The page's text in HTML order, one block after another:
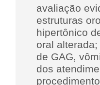
avaliação
estruturas
hipertônico
oral
de GAG,
dos